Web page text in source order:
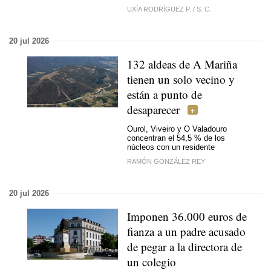
UXÍA RODRÍGUEZ P. / S. C.
20 jul 2026
132 aldeas de A Mariña
tienen un solo vecino y
están a punto de
desaparecer
Ourol, Viveiro y O Valadouro
concentran el 54,5 % de los
núcleos con un residente
RAMÓN GONZÁLEZ REY
20 jul 2026
Imponen 36.000 euros de
fianza a un padre acusado
de pegar a la directora de
un colegio